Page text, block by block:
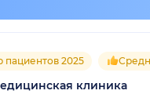
пациентов 2025
клиника